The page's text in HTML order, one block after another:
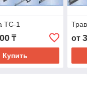
ТС-1
₸
Купить
от